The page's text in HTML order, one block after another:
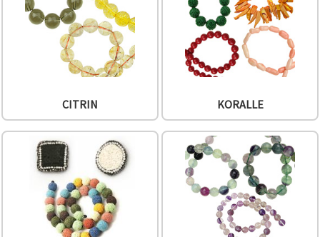
CITRIN KORALLE